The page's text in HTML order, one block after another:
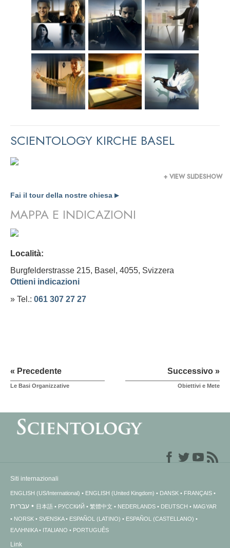
SCIENTOLOGY KIRCHE BASEL
+ VIEW SLIDESHOW
Fai il tour della nostre chiesa ▶
MAPPA E INDICAZIONI
Località:
Burgfelderstrasse 215, Basel, 4055, Svizzera
Ottieni indicazioni
» Tel.: 061 307 27 27
« Precedente
Le Basi Organizzative
Successivo »
Obiettivi e Mete
Siti internazionali
ENGLISH (US/International) ENGLISH (United Kingdom) DANSK FRANÇAIS
עברית 日本語 РУССКИЙ 繁體中文 NEDERLANDS DEUTSCH
MAGYAR
NORSK
SVENSKA ESPAÑOL (LATINO)
ESPAÑOL (CASTELLANO)
ΕΛΛΗΝΙΚA
ITALIANO PORTUGUÊS
Link